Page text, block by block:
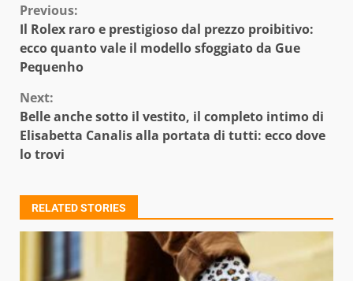
Continue
Reading
Previous:
Il Rolex raro e prestigioso dal prezzo proibitivo:
ecco quanto vale il modello sfoggiato da Gue
Pequenho
Next:
Belle anche sotto il vestito, il completo intimo di
Elisabetta Canalis alla portata di tutti: ecco dove
lo trovi
RELATED STORIES